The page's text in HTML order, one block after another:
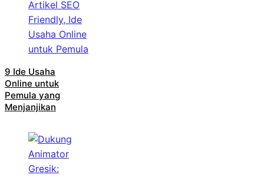
9 Ide Usaha
Online untuk
Pemula yang
Menjanjikan